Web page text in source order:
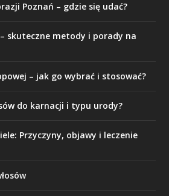
Poznań – gdzie się udać?
skuteczne metody i porady na
– jak go wybrać i stosować?
do karnacji i typu urody?
Przyczyny, objawy i leczenie